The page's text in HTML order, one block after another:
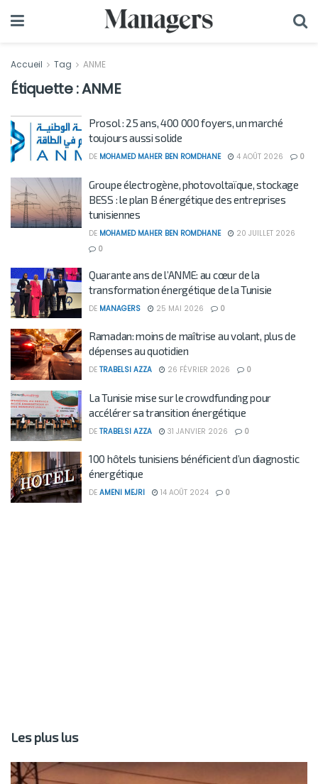
Accueil Tag ANME
Étiquette :ANME
Prosol : 25 ans, 400 000 foyers, un marché
toujours aussi solide
DE MOHAMED MAHER BEN ROMDHANE 4 AOÛT 2026 0
Groupe électrogène, photovoltaïque, stockage
BESS : le plan B énergétique des entreprises
tunisiennes
DE MOHAMED MAHER BEN ROMDHANE
20 JUILLET 2026
0
Quarante ans de l’ANME: au cœur de la
transformation énergétique de la Tunisie
DE MANAGERS 25 MAI 2026 0
Ramadan: moins de maîtrise au volant, plus de
dépenses au quotidien
DE TRABELSI AZZA 26 FÉVRIER 2026 0
La Tunisie mise sur le crowdfunding pour
accélérer sa transition énergétique
DE TRABELSI AZZA 31 JANVIER 2026 0
100 hôtels tunisiens bénéficient d’un diagnostic
énergétique
DE AMENI MEJRI 14 AOÛT 2024 0
Les plus lus